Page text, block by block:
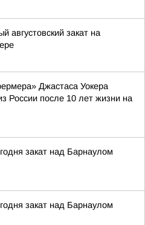
августовский закат на
Джастаса Уокера
России после 10 лет жизни на
закат над Барнаулом
закат над Барнаулом